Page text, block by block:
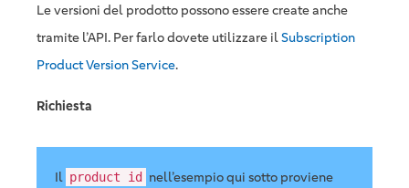
Le versioni del prodotto possono essere create anche
tramite l’API. Per farlo dovete utilizzare ilSubscription
Product Version Service.
Richiesta
Il product id
nell’esempio qui sotto proviene